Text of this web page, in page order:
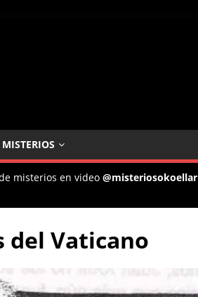
misterios en video @misteriosokoellar
del Vaticano